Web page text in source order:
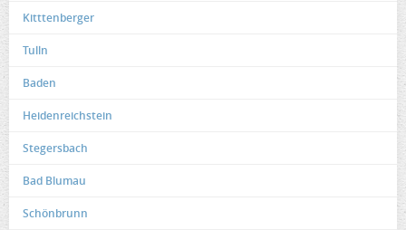
Kitttenberger
Tulln
Baden
Heidenreichstein
Stegersbach
Bad Blumau
Schönbrunn